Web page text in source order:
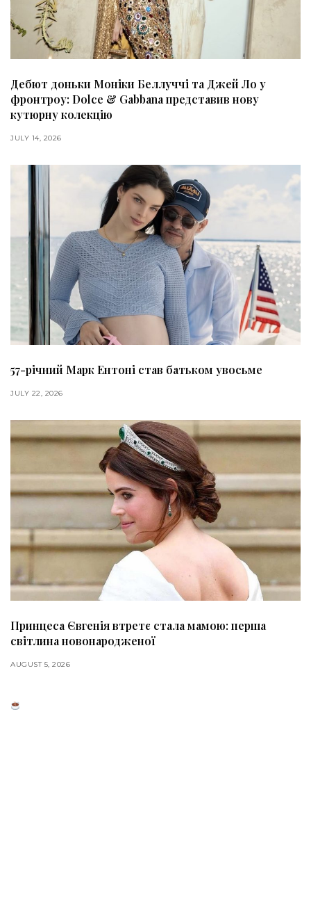
Дебют доньки Моніки Беллуччі та Джей Ло у
фронтроу: Dolce & Gabbana представив нову
кутюрну колекцію
JULY 14, 2026
57-річний Марк Ентоні став батьком увосьме
JULY 22, 2026
Принцеса Євгенія втретє стала мамою: перша
світлина новонародженої
AUGUST 5, 2026